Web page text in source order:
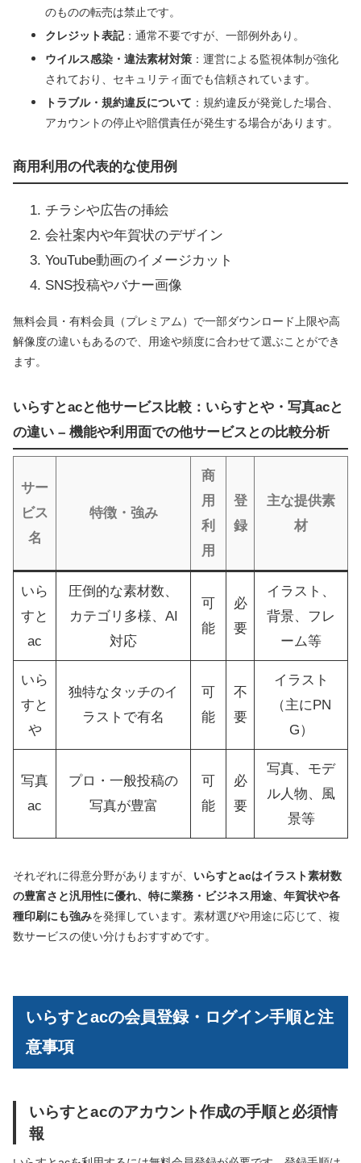
のものの転売は禁止です。
クレジット表記：通常不要ですが、一部例外あり。
ウイルス感染・違法素材対策 ：運営による監視体制が強化
されており、セキュリティ面でも信頼されています。
トラブル・規約違反について ：規約違反が発覚した場合、
アカウントの停止や賠償責任が発生する場合があります。
商用利用の代表的な使用例
チラシや広告の挿絵
会社案内や年賀状のデザイン
YouTube動画のイメージカット
SNS投稿やバナー画像
無料会員・有料会員（プレミアム）で一部ダウンロード上限や高
解像度の違いもあるので、用途や頻度に合わせて選ぶことができ
ます。
いらすとacと他サービス比較：いらすとや・写真acと
の違い – 機能や利用面での他サービスとの比較分析
サー
ビス
名
特徴・強み
商
用
利
用
登
録
主な提供素
材
いら
すと
ac
圧倒的な素材数、
カテゴリ多様、AI
対応
可
能
必
要
イラスト、
背景、フレ
ーム等
いら
すと
や
独特なタッチのイ
ラストで有名
可
能
不
要
イラスト
（主にPN
G）
写真
ac
プロ・一般投稿の
写真が豊富
可
能
必
要
写真、モデ
ル人物、風
景等
それぞれに得意分野がありますが、 いらすとacはイラスト素材数
の豊富さと汎用性に優れ、特に業務・ビジネス用途、年賀状や各
種印刷にも強みを発揮しています。素材選びや用途に応じて、複
数サービスの使い分けもおすすめです。
いらすとacの会員登録・ログイン手順と注
意事項
いらすとacのアカウント作成の手順と必須情
報